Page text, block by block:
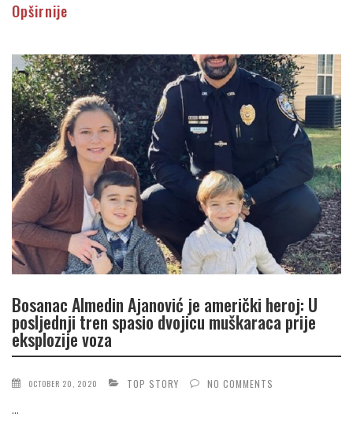
Opširnije
Bosanac Almedin Ajanović je američki heroj: U
posljednji tren spasio dvojicu muškaraca prije
eksplozije voza
OCTOBER 20, 2020 TOP STORY NO COMMENTS
...